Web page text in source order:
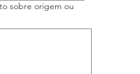
sobre origem ou